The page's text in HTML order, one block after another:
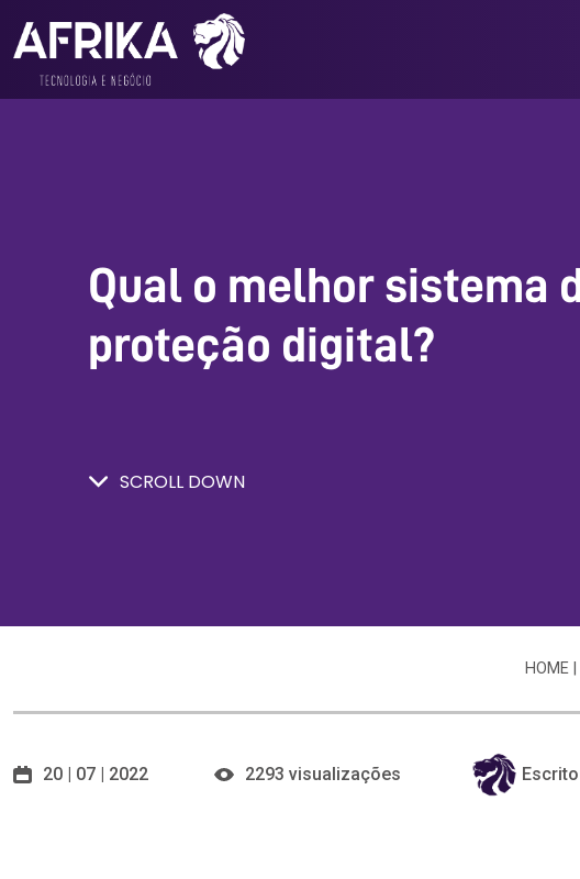
Qual o melhor sistema
proteção digital?
SCROLL DOWN
HOME
20 | 07 | 2022 2293 visualizações